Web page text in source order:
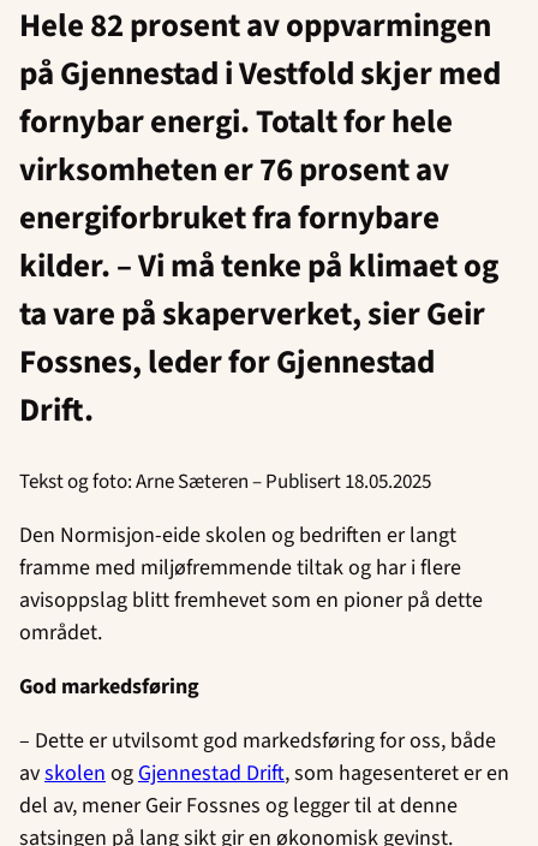
Hele 82 prosent av oppvarmingen
på Gjennestad i Vestfold skjer med
fornybar energi. Totalt for hele
virksomheten er 76 prosent av
energiforbruket fra fornybare
kilder. – Vi må tenke på klimaet og
ta vare på skaperverket, sier Geir
Fossnes, leder for Gjennestad
Drift.
Tekst og foto: Arne Sæteren – Publisert 18.05.2025
Den Normisjon-eide skolen og bedriften er langt
framme med miljøfremmende tiltak og har i flere
avisoppslag blitt fremhevet som en pioner på dette
området.
God markedsføring
– Dette er utvilsomt god markedsføring for oss, både
avskolen og Gjennestad Drift, som hagesenteret er en
del av, mener Geir Fossnes og legger til at denne
satsingen på lang sikt gir en økonomisk gevinst.